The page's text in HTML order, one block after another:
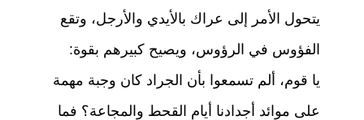
يتحول الأمر إلى عراك بالأيدي والأرجل، وتقع
الفؤوس في الرؤوس، ويصيح كبيرهم بقوة:
يا قوم، ألم تسمعوا بأن الجراد كان وجبة مهمة
على موائد أجدادنا أيام القحط والمجاعة؟ فما